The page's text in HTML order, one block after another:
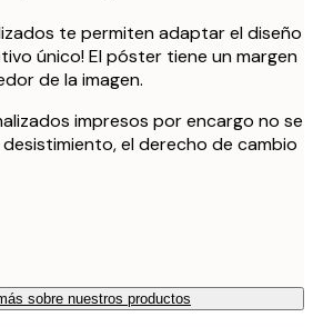
te permiten adaptar el diseño
único! El póster tiene un margen
de la imagen.
impresos por encargo no se
el derecho de cambio
sobre nuestros productos